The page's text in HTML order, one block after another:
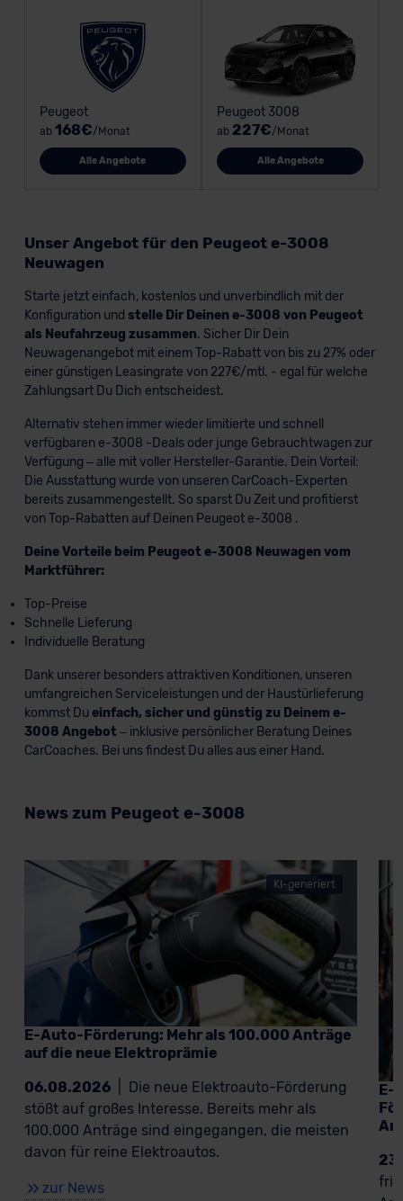
Peugeot
ab 168€/Monat
Alle Angebote
Peugeot 3008
ab 227€/Monat
Alle Angebote
Unser Angebot für den Peugeot e-3008
Neuwagen
Starte jetzt einfach, kostenlos und unverbindlich mit der
Konfiguration und stelle Dir Deinen e-3008 von Peugeot
als Neufahrzeug zusammen. Sicher Dir Dein
Neuwagenangebot mit einem Top-Rabatt von bis zu 27% oder
einer günstigen Leasingrate von 227€/mtl. - egal für welche
Zahlungsart Du Dich entscheidest.
Alternativ stehen immer wieder limitierte und schnell
verfügbaren e-3008 -Deals oder junge Gebrauchtwagen zur
Verfügung – alle mit voller Hersteller-Garantie. Dein Vorteil:
Die Ausstattung wurde von unseren CarCoach-Experten
bereits zusammengestellt. So sparst Du Zeit und profitierst
von Top-Rabatten auf Deinen Peugeot e-3008 .
Deine Vorteile beim Peugeot e-3008 Neuwagen vom
Marktführer:
Top-Preise
Schnelle Lieferung
Individuelle Beratung
Dank unserer besonders attraktiven Konditionen, unseren
umfangreichen Serviceleistungen und der Haustürlieferung
kommst Du einfach, sicher und günstig zu Deinem e-
3008 Angebot – inklusive persönlicher Beratung Deines
CarCoaches. Bei uns findest Du alles aus einer Hand.
News zum Peugeot e-3008
KI-generiert
E-Auto-Förderung: Mehr als 100.000 Anträge
auf die neue Elektroprämie
06.08.2026
Die neue Elektroauto-Förderung
stößt auf großes Interesse. Bereits mehr als
100.000 Anträge sind eingegangen, die meisten
davon für reine Elektroautos.
zur News
E-